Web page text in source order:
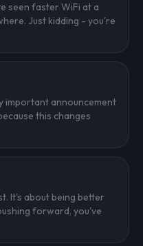
seen faster WiFi at a
Just kidding - you're
important announcement
this changes
It's about being better
forward, you've